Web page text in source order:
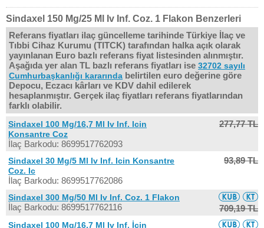
Sindaxel 150 Mg/25 Ml Iv Inf. Coz. 1 Flakon Benzerleri
Referans fiyatları ilaç güncelleme tarihinde Türkiye İlaç ve
Tıbbi Cihaz Kurumu (TITCK) tarafından halka açık olarak
yayınlanan Euro bazlı referans fiyat listesinden alınmıştır.
Aşağıda yer alan TL bazlı referans fiyatları ise 32702 sayılı
Cumhurbaşkanlığı kararında belirtilen euro değerine göre
Depocu, Eczacı kârları ve KDV dahil edilerek
hesaplanmıştır. Gerçek ilaç fiyatları referans fiyatlarından
farklı olabilir.
Sindaxel 100 Mg/16,7 Ml Iv Inf. Icin
Konsantre Coz
İlaç Barkodu: 8699517762093
277,77 TL
Sindaxel 30 Mg/5 Ml Iv Inf. Icin Konsantre
Coz. Ic
İlaç Barkodu: 8699517762086
93,89 TL
Sindaxel 300 Mg/50 Ml Iv Inf. Coz. 1 Flakon
İlaç Barkodu: 8699517762116 709,19 TL
Sindaxel 100 Mg/16,7 Ml Iv Inf. İçin